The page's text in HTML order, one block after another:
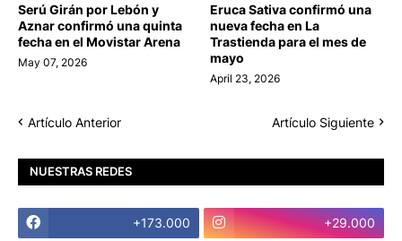
Serú Girán por Lebón y
Aznar confirmó una quinta
fecha en el Movistar Arena
May 07, 2026
Eruca Sativa confirmó una
nueva fecha en La
Trastienda para el mes de
mayo
April 23, 2026
Artículo Anterior Artículo Siguiente
NUESTRAS REDES
+173.000 +29.000